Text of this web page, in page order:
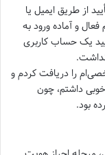
از طریق ایمیل یا
و آماده ورود به
یک حساب کاربری
را دریافت کردم و
داشتم، چون
بود.